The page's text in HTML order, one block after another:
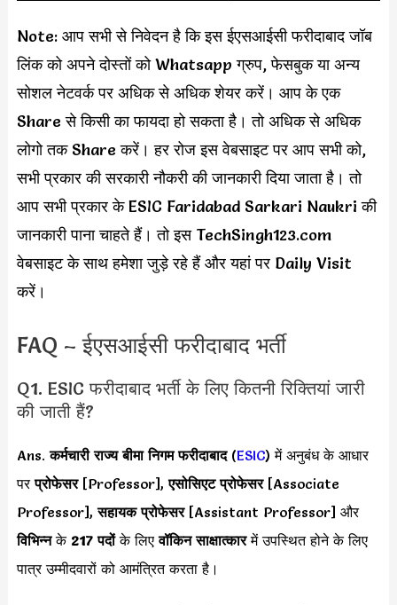
Note: आप सभी से निवेदन है कि इस ईएसआईसी फरीदाबाद जॉब
लिंक को अपने दोस्तों को Whatsapp ग्रुप, फेसबुक या अन्य
सोशल नेटवर्क पर अधिक से अधिक शेयर करें। आप के एक
Share से किसी का फायदा हो सकता है। तो अधिक से अधिक
लोगो तक Share करें। हर रोज इस वेबसाइट पर आप सभी को,
सभी प्रकार की सरकारी नौकरी की जानकारी दिया जाता है। तो
आप सभी प्रकार के ESIC Faridabad Sarkari Naukri की
जानकारी पाना चाहते हैं। तो इस TechSingh123.com
वेबसाइट के साथ हमेशा जुड़े रहे हैं और यहां पर Daily Visit
करें।
FAQ – ईएसआईसी फरीदाबाद भर्ती
Q1. ESIC फरीदाबाद भर्ती के लिए कितनी रिक्तियां जारी
की जाती हैं?
Ans.कर्मचारी राज्य बीमा निगम फरीदाबाद(ESIC) में अनुबंध के आधार
परप्रोफेसर [Professor],एसोसिएट प्रोफेसर[Associate
Professor], सहायक प्रोफेसर [Assistant Professor] और
विभिन्नके 217 पदोंके लिएवॉकिन साक्षात्कारमें उपस्थित होने के लिए
पात्र उम्मीदवारों को आमंत्रित करता है।